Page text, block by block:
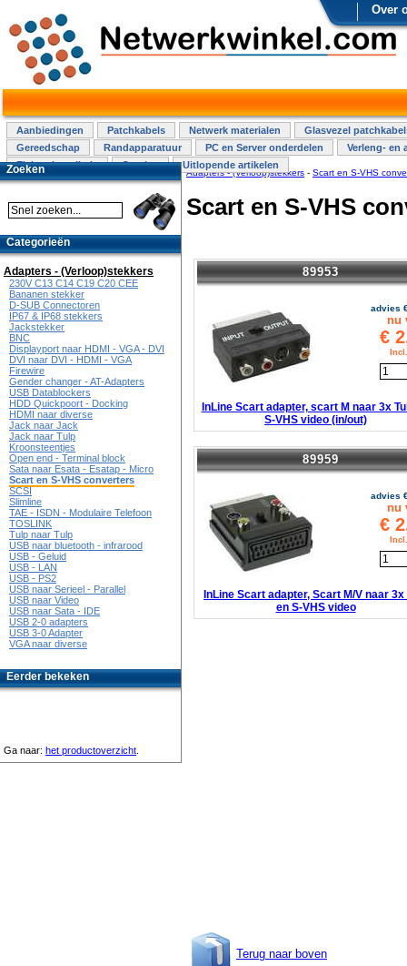
Over
Aanbiedingen Patchkabels Netwerk materialen
Glasvezel
Gereedschap
Randapparatuur PC en Server onderdelen
Verleng- en
Elektra installatie
Overige Uitlopende artikelen
Adapters - (Verloop)stekkers - Scart en S-VHS
Scart en S-VHS
89953
advies
nu
€
InLine Scart adapter, scart M naar 3x
S-VHS video (in/out)
89959
advies
nu
€
InLine Scart adapter, Scart M/V naar 3x
en S-VHS video
Terug naar boven
Zoeken
Categorieën
Adapters - (Verloop)stekkers
230V C13 C14 C19 C20 CEE
Bananen stekker
D-SUB Connectoren
IP67 & IP68 stekkers
Jackstekker
BNC
Displayport naar HDMI - VGA - DVI
DVI naar DVI - HDMI - VGA
Firewire
Gender changer - AT-Adapters
USB Datablockers
HDD Quickpoort - Docking
HDMI naar diverse
Jack naar Jack
Jack naar Tulp
Kroonsteentjes
Open end - Terminal block
Sata naar Esata - Esatap - Micro
Scart en S-VHS converters
SCSI
Slimline
TAE - ISDN - Modulaire Telefoon
TOSLINK
Tulp naar Tulp
USB naar bluetooth - infrarood
USB - Geluid
USB - LAN
USB - PS2
USB naar Serieel - Parallel
USB naar Video
USB naar Sata - IDE
USB 2-0 adapters
USB 3-0 Adapter
VGA naar diverse
Eerder bekeken
Ga naar: het productoverzicht